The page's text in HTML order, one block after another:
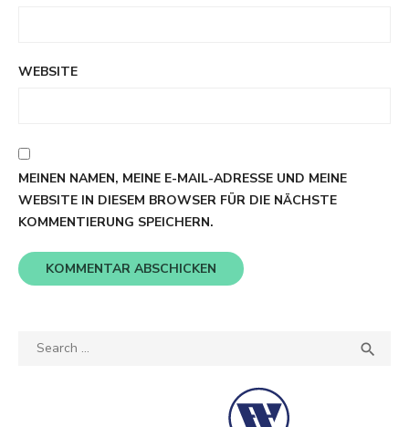
WEBSITE
MEINEN NAMEN, MEINE E-MAIL-ADRESSE UND MEINE
WEBSITE IN DIESEM BROWSER FÜR DIE NÄCHSTE
KOMMENTIERUNG SPEICHERN.
Search
